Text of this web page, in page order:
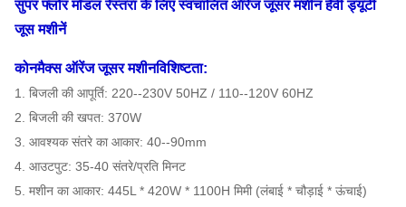
सुपर फ्लोर मॉडल रेस्तरां के लिए स्वचालित ऑरेंज जूसर मशीन हैवी ड्यूटी
जूस मशीनें
कोनमैक्स ऑरेंज जूसर मशीनविशिष्टता:
1. बिजली की आपूर्ति: 220--230V 50HZ / 110--120V 60HZ
2. बिजली की खपत: 370W
3. आवश्यक संतरे का आकार: 40--90mm
4. आउटपुट: 35-40 संतरे/प्रति मिनट
5. मशीन का आकार: 445L * 420W * 1100H मिमी (लंबाई * चौड़ाई * ऊंचाई)